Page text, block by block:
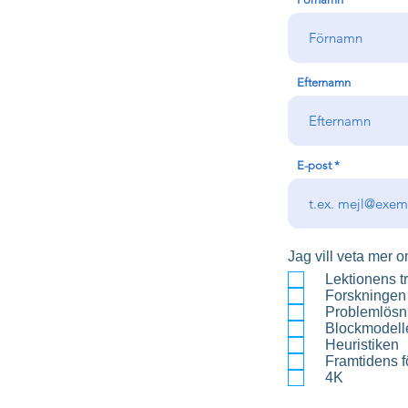
Efternamn
E-post
Jag vill veta mer
Lektionens
Forskningen
Heuristiken
Framtidens
4K